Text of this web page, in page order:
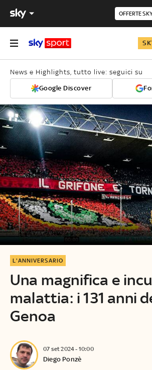
OFFERTE
News e Highlights, tutto live: seguici su
Google Discover
Una magnifica e
malattia: i 131 anni
Genoa
L'ANNIVERSARIO
07 set 2024 - 10:00
Diego Ponzè